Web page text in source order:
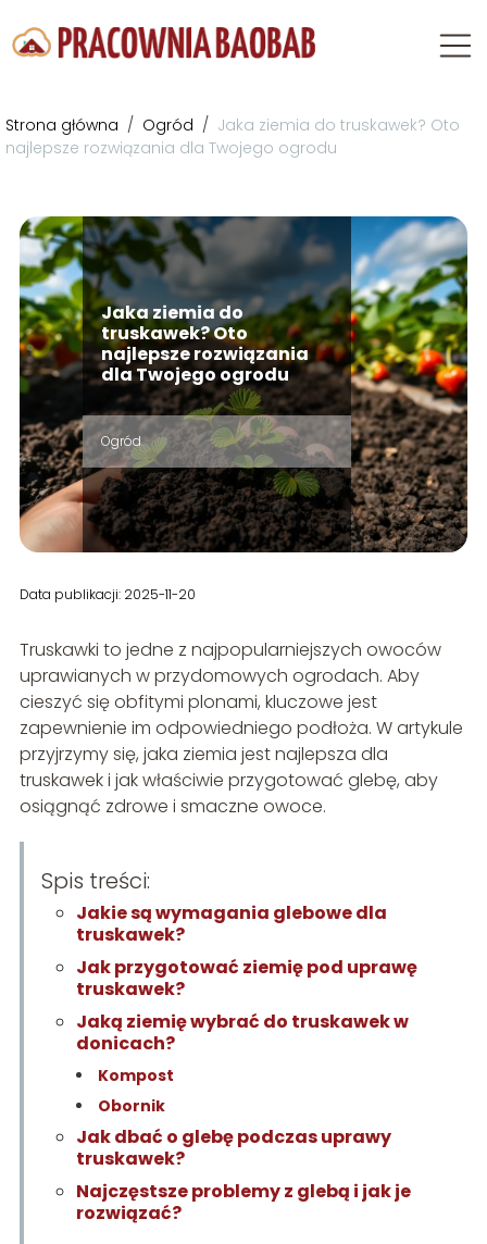
Strona główna / Ogród / Jaka ziemia do truskawek? Oto
najlepsze rozwiązania dla Twojego ogrodu
Jaka ziemia do
truskawek? Oto
najlepsze rozwiązania
dla Twojego ogrodu
Ogród
Data publikacji: 2025-11-20
Truskawki to jedne z najpopularniejszych owoców
uprawianych w przydomowych ogrodach. Aby
cieszyć się obfitymi plonami, kluczowe jest
zapewnienie im odpowiedniego podłoża. W artykule
przyjrzymy się, jaka ziemia jest najlepsza dla
truskawek i jak właściwie przygotować glebę, aby
osiągnąć zdrowe i smaczne owoce.
Spis treści:
Jakie są wymagania glebowe dla
truskawek?
Jak przygotować ziemię pod uprawę
truskawek?
Jaką ziemię wybrać do truskawek w
donicach?
Kompost
Obornik
Jak dbać o glebę podczas uprawy
truskawek?
Najczęstsze problemy z glebą i jak je
rozwiązać?